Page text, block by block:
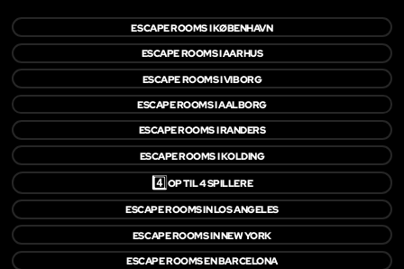
ESCAPE ROOMS I KØBENHAVN
ESCAPE ROOMS I AARHUS
ESCAPE ROOMS I VIBORG
ESCAPE ROOMS I AALBORG
ESCAPE ROOMS I RANDERS
ESCAPE ROOMS I KOLDING
4️⃣OP TIL 4 SPILLERE
ESCAPE ROOMS IN LOS ANGELES
ESCAPE ROOMS IN NEW YORK
ESCAPE ROOMS EN BARCELONA